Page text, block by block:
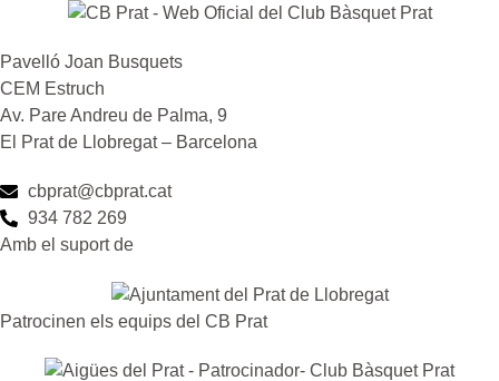
Pavelló Joan Busquets
CEM Estruch
Av. Pare Andreu de Palma, 9
El Prat de Llobregat – Barcelona
cbprat@cbprat.cat
934 782 269
Amb el suport de
Patrocinen els equips del CB Prat